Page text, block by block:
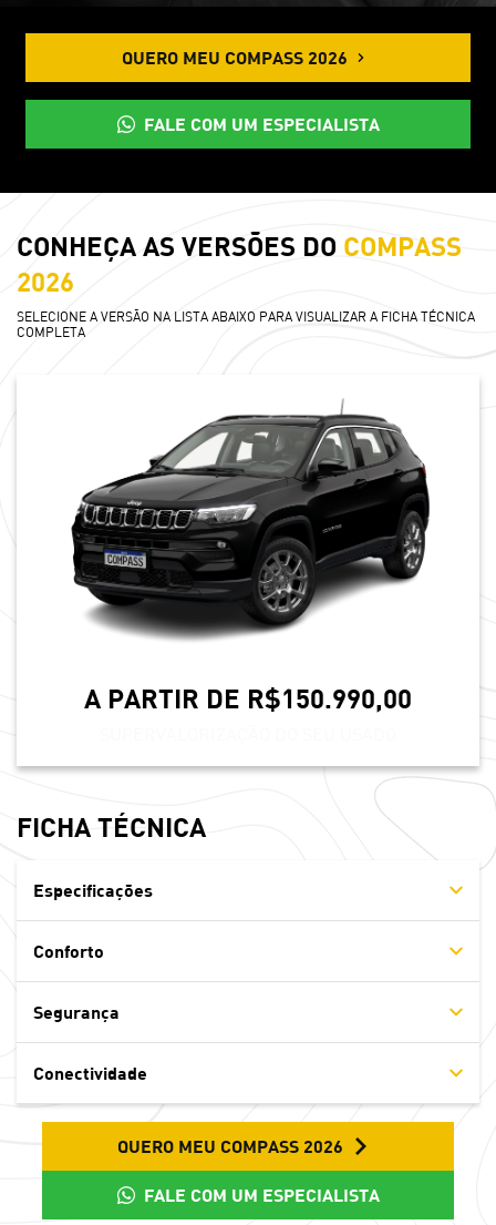
QUERO MEU COMPASS 2026
FALE COM UM ESPECIALISTA
CONHEÇA AS VERSÕES DO COMPASS
2026
SELECIONE A VERSÃO NA LISTA ABAIXO PARA VISUALIZAR A FICHA TÉCNICA
COMPLETA
A PARTIR DE R$150.990,00
FICHA TÉCNICA
Especificações
Conforto
Segurança
Conectividade
QUERO MEU COMPASS 2026
FALE COM UM ESPECIALISTA